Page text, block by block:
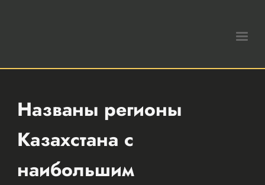
Названы регионы
Казахстана с
наибольшим